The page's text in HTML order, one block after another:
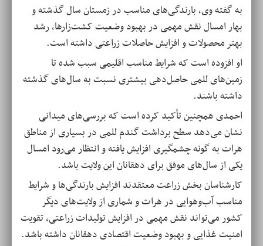
به گفته وی، بارندگی‌های مناسب در زمستان سال گذشته و
بهار امسال نقش مهمی در بهبود وضعیت کشت‌زارها، رشد
بهتر محصولات و افزایش حاصلات زراعتی داشته است.
او افزوده است که شرایط مناسب اقلیمی سبب شده تا
زمین‌های للمی حاصل‌دهی بیشتری نسبت به سال‌های گذشته
داشته باشند.
احمدی همچنین تأکید کرده است که بررسی‌های میدانی
نشان می‌دهد سطح برداشت گندم للمی در بسیاری از مناطق
هرات به گونه چشمگیری افزایش یافته و انتظار می‌رود امسال
یکی از سال‌های موفق برای دهقانان این ولایت باشد.
کارشناسان بخش زراعت معتقدند افزایش بارندگی‌ها و شرایط
مناسب آب‌وهوایی در هرات و شماری از ولایت‌های دیگر
کشور می‌تواند نقش مهمی در افزایش تولیدات زراعتی، تقویت
امنیت غذایی و بهبود وضعیت اقتصادی دهقانان داشته باشد.